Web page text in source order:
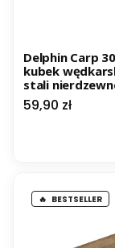
Delphin Carp
kubek
stali
Cena
59,90 zł
BESTSELLER